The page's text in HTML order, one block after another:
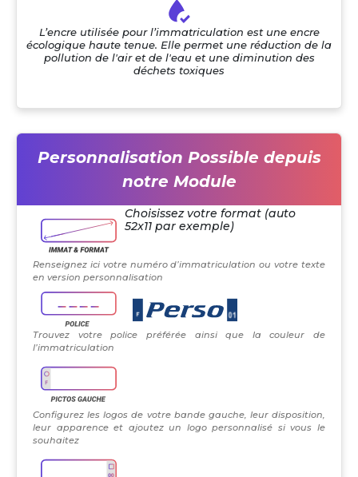
L’encre utilisée pour l’immatriculation est une encre
écologique haute tenue. Elle permet une réduction de la
pollution de l'air et de l'eau et une diminution des
déchets toxiques
Personnalisation Possible depuis
notre Module
Choisissez votre format (auto
52x11 par exemple)
Renseignez ici votre numéro d’immatriculation ou votre texte
en version personnalisation
Trouvez votre police préférée ainsi que la couleur de
l’immatriculation
Configurez les logos de votre bande gauche, leur disposition,
leur apparence et ajoutez un logo personnalisé si vous le
souhaitez